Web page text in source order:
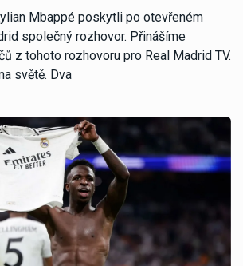
Mbappé poskytli po otevřeném
společný rozhovor. Přinášíme
z tohoto rozhovoru pro Real Madrid TV.
světě. Dva